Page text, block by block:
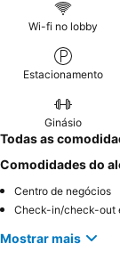
Wi-fi no lobby
Estacionamento
Ginásio
Todas as
Comodidades do
Centro de negócios
Check-in/check-out
Mostrar mais